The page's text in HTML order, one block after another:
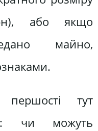
або якщо
майно,
тут
чи можуть